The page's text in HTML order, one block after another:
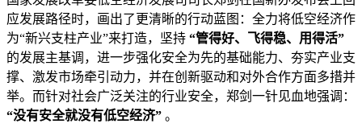
应发展路径时，画出了更清晰的行动蓝图：全力将低空经济作
为“新兴支柱产业”来打造，坚持 “管得好、飞得稳、用得活”
的发展主基调，进一步强化安全为先的基础能力、夯实产业支
撑、激发市场牵引动力，并在创新驱动和对外合作方面多措并
举。而针对社会广泛关注的行业安全，郑剑一针见血地强调：
“没有安全就没有低空经济” 。